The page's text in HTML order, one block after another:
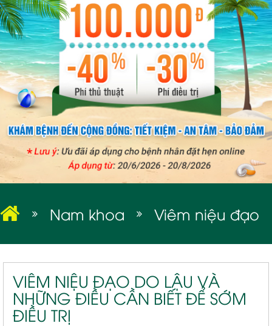
Nam khoa Viêm niệu đạo
VIÊM NIỆU ĐẠO DO LẬU VÀ
NHỮNG ĐIỀU CẦN BIẾT ĐỂ SỚM
ĐIỀU TRỊ